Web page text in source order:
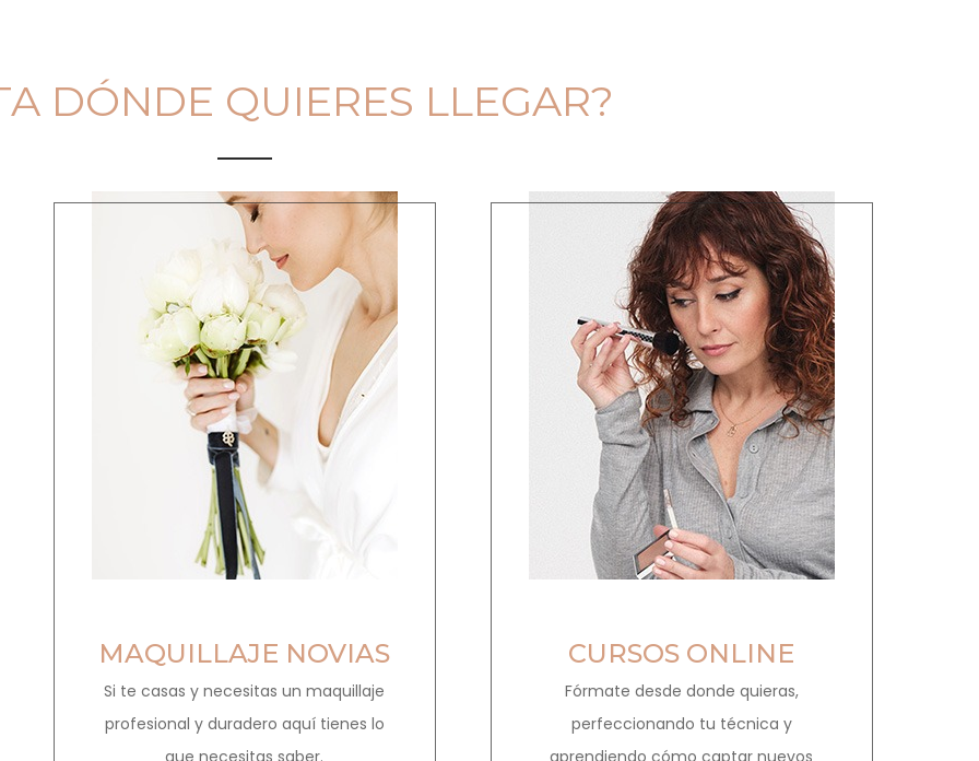
DÓNDE QUIERES LLEGAR?
MAQUILLAJE NOVIAS
Si te casas y necesitas un maquillaje
profesional y duradero aquí tienes lo
CURSOS ONLINE
Fórmate desde donde quieras,
perfeccionando tu técnica y